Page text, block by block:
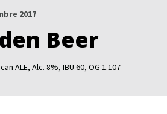
2017
Beer
ALE, Alc. 8%, IBU 60, OG 1.107